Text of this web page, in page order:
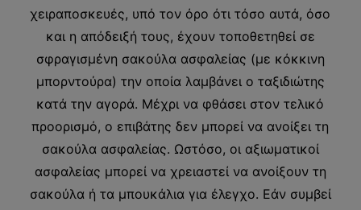
χειραποσκευές, υπό τον όρο ότι τόσο αυτά, όσο
και η απόδειξή τους, έχουν τοποθετηθεί σε
σφραγισμένη σακούλα ασφαλείας (με κόκκινη
μπορντούρα) την οποία λαμβάνει ο ταξιδιώτης
κατά την αγορά. Μέχρι να φθάσει στον τελικό
προορισμό, ο επιβάτης δεν μπορεί να ανοίξει τη
σακούλα ασφαλείας. Ωστόσο, οι αξιωματικοί
ασφαλείας μπορεί να χρειαστεί να ανοίξουν τη
σακούλα ή τα μπουκάλια για έλεγχο. Εάν συμβεί